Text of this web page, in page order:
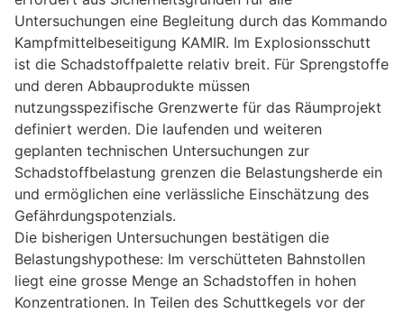
Untersuchungen eine Begleitung durch das Kommando
Kampfmittelbeseitigung KAMIR. Im Explosionsschutt
ist die Schadstoffpalette relativ breit. Für Sprengstoffe
und deren Abbauprodukte müssen
nutzungsspezifische Grenzwerte für das Räumprojekt
definiert werden. Die laufenden und weiteren
geplanten technischen Untersuchungen zur
Schadstoffbelastung grenzen die Belastungsherde ein
und ermöglichen eine verlässliche Einschätzung des
Gefährdungspotenzials.
Die bisherigen Untersuchungen bestätigen die
Belastungshypothese: Im verschütteten Bahnstollen
liegt eine grosse Menge an Schadstoffen in hohen
Konzentrationen. In Teilen des Schuttkegels vor der